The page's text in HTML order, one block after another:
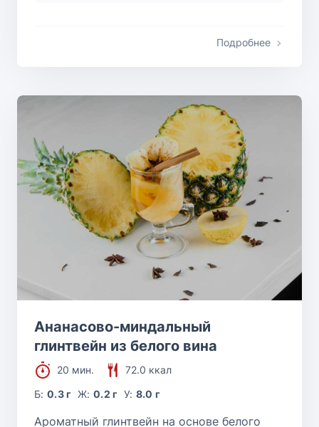
Подробнее
Ананасово-миндальный
глинтвейн из белого вина
20 мин.
72.0 ккал
Б:0.3 г Ж: 0.2 г У: 8.0 г
Ароматный глинтвейн на основе белого